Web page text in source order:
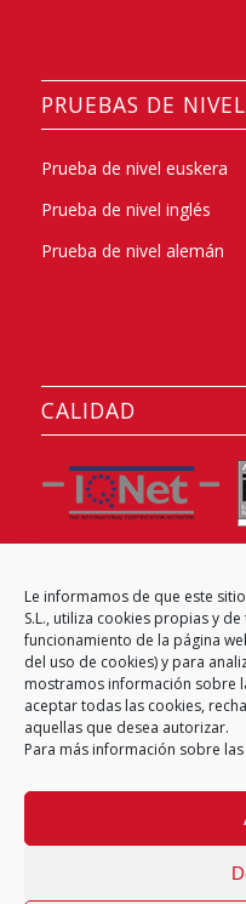
Le informamos de que este sitio
S.L., utiliza cookies propias y
funcionamiento de la página
del uso de cookies) y para
mostramos información sobre
aceptar todas las cookies,
aquellas que desea autorizar.
Para más información sobre
PRUEBAS DE NIVEL
Prueba de nivel euskera
Prueba de nivel inglés
Prueba de nivel alemán
CALIDAD
CENTRO